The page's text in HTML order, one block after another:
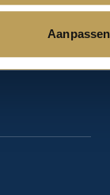
Aanpassen